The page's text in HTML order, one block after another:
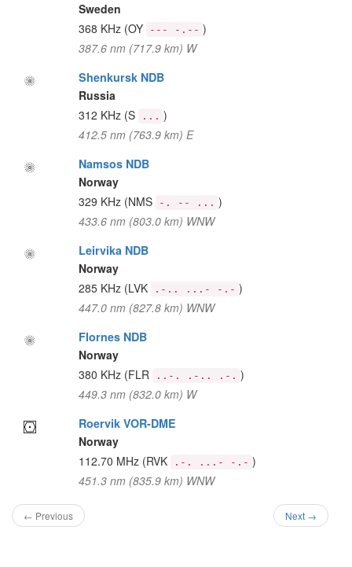
Sweden
368 KHz (OY --- -.-- )
387.6 nm (717.9 km) W
Shenkursk NDB
Russia
312 KHz (S ... )
412.5 nm (763.9 km) E
Namsos NDB
Norway
329 KHz (NMS -. -- ... )
433.6 nm (803.0 km) WNW
Leirvika NDB
Norway
285 KHz (LVK .-.. ...- -.- )
447.0 nm (827.8 km) WNW
Flornes NDB
Norway
380 KHz (FLR ..-. .-.. .-. )
449.3 nm (832.0 km) W
Roervik VOR-DME
Norway
112.70 MHz (RVK .-. ...- -.- )
451.3 nm (835.9 km) WNW
← Previous Next →